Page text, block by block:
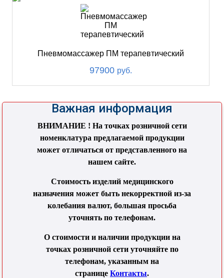
Пневмомассажер ПМ терапевтический
97900 руб.
Важная информация
ВНИМАНИЕ ! На точках розничной сети
номенклатура предлагаемой продукции
может отличаться от представленного на
нашем сайте.
Стоимость изделий медицинского
назначения может быть некорректной из-за
колебания валют, большая просьба
уточнять по телефонам.
О стоимости и наличии продукции на
точках розничной сети уточняйте по
телефонам, указанным на
странице Контакты.